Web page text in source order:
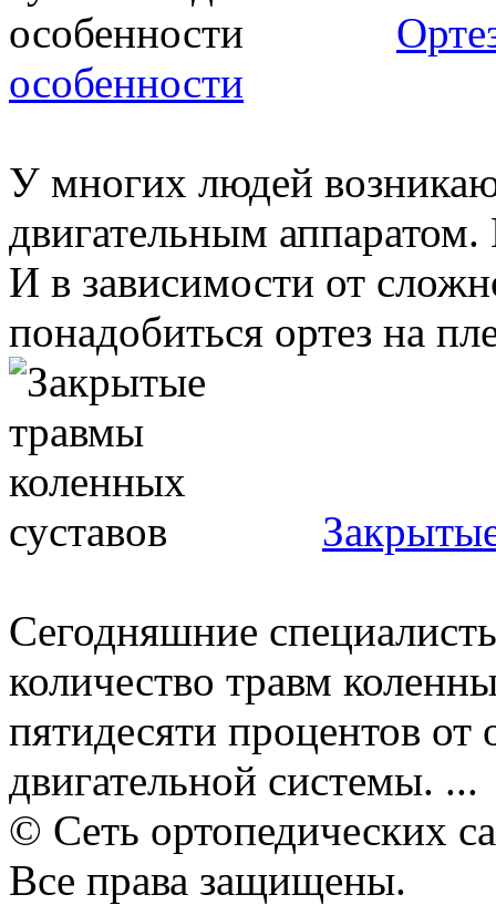
особенности
У многих людей
двигательным аппаратом.
И в зависимости от
понадобиться ортез на
Сегодняшние
количество травм
пятидесяти процентов
двигательной системы. ...
© Сеть ортопедических
Все права защищены.